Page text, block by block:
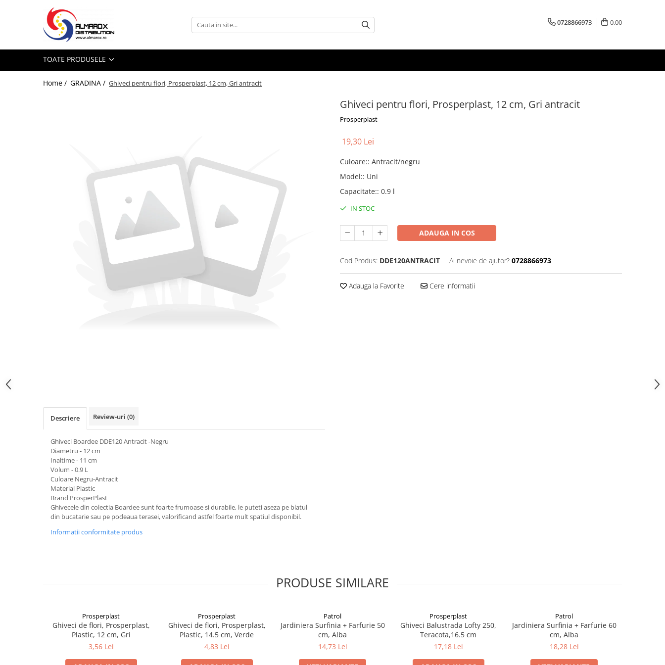
Toate Produsele
Aparat de facut Bulgari
0728866973 0,00
TOATE PRODUSELE
Home / GRADINA / Ghiveci pentru flori, Prosperplast, 12 cm, Gri antracit
Ghiveci pentru flori, Prosperplast, 12 cm, Gri antracit
Prosperplast
19,30 Lei
Culoare:: Antracit/negru
Model:: Uni
Capacitate:: 0.9 l
IN STOC
ADAUGA IN COS
Cod Produs: DDE120ANTRACIT Ai nevoie de ajutor? 0728866973
Adauga la Favorite Cere informatii
Descriere Review-uri (0)
Ghiveci Boardee DDE120 Antracit -Negru
Diametru - 12 cm
Inaltime - 11 cm
Volum - 0.9 L
Culoare Negru-Antracit
Material Plastic
Brand ProsperPlast
Ghivecele din colectia Boardee sunt foarte frumoase si durabile, le puteti aseza pe blatul
din bucatarie sau pe podeaua terasei, valorificand astfel foarte mult spatiul disponibil.
Informatii conformitate produs
PRODUSE SIMILARE
Prosperplast
Ghiveci de flori, Prosperplast,
Plastic, 12 cm, Gri
3,56 Lei
Prosperplast
Ghiveci de flori, Prosperplast,
Plastic, 14.5 cm, Verde
4,83 Lei
Patrol
Jardiniera Surfinia + Farfurie 50
cm, Alba
14,73 Lei
Prosperplast
Ghiveci Balustrada Lofty 250,
Teracota,16.5 cm
17,18 Lei
Patrol
Jardiniera Surfinia + Farfurie 60
cm, Alba
18,28 Lei